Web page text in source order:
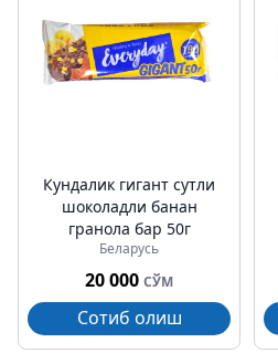
Кундалик гигант сутли
шоколадли банан
гранола бар 50г
Беларусь
20 000 СЎМ
Сотиб олиш